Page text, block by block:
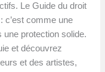
Le Guide du droit
c’est comme une
protection solide.
et découvrez
et des artistes,